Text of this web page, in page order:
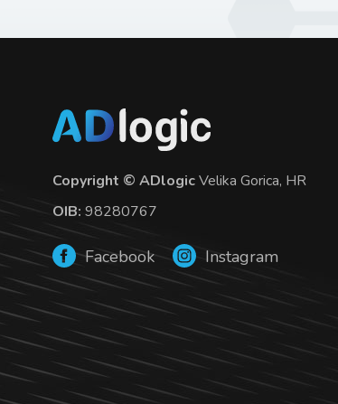
Copyright © ADlogicVelika Gorica, HR
OIB: 98280767
Facebook Instagram